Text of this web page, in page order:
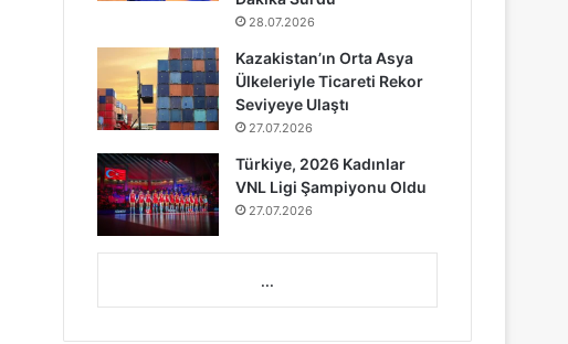
28.07.2026
Kazakistan’ın Orta Asya
Ülkeleriyle Ticareti Rekor
Seviyeye Ulaştı
27.07.2026
Türkiye, 2026 Kadınlar
VNL Ligi Şampiyonu Oldu
27.07.2026
...